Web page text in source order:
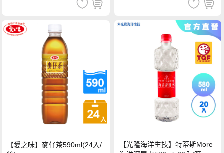
【愛之味】麥仔茶590ml(24入/
【光隆海洋生技】特蒂斯More